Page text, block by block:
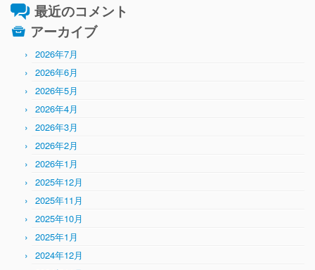
最近のコメント
アーカイブ
2026年7月
2026年6月
2026年5月
2026年4月
2026年3月
2026年2月
2026年1月
2025年12月
2025年11月
2025年10月
2025年1月
2024年12月